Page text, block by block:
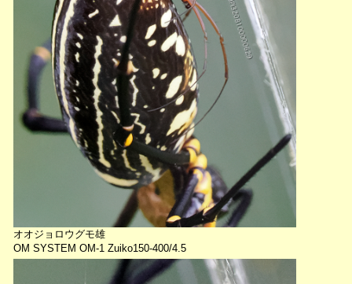
オオジョロウグモ雄
OM SYSTEM OM-1 Zuiko150-400/4.5